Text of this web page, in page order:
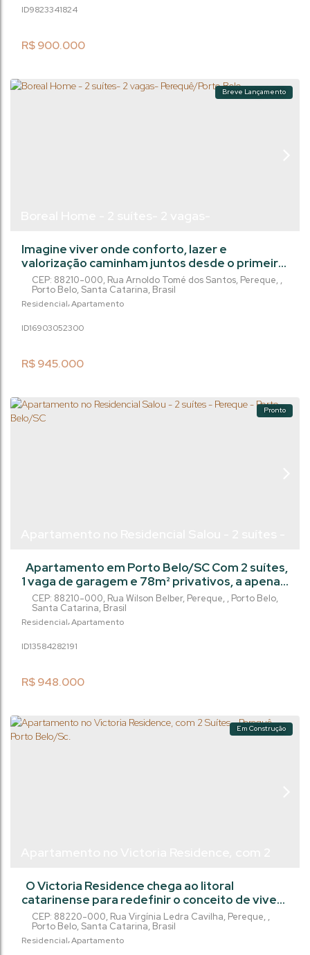
R$900.000
1824
982334
restaurantes, lojas e tudo que precisa para
oferece uma infraestrutura completa, com
Breve Lançamento
Residencial Apartamento
R$945.000
2300
1690305
CEP: 88210-000, Rua Arnoldo Tomé dos Santos, Pereque ,
Porto Belo, Santa Catarina, Brasil
Imagine viver onde conforto, lazer e
valorização caminham juntos desde o primeiro
dia. Um empreendimento pensado para quem
busca qualidade de vida hoje e um excelente
investimento para o amanhã. Com início da
julho de 2030, este projeto moderno oferece
3 suítes, além de 2 vagas de garagem, em
Pronto
Residencial Apartamento
R$948.000
2191
1358428
CEP: 88210-000, Rua Wilson Belber, Pereque , Porto Belo,
Santa Catarina, Brasil
Apartamento em Porto Belo/SC Com 2 suítes,
1 vaga de garagem e 78m² privativos, a apenas
540 metros do mar. Pagamento facilitado
Empreendimento com área de lazer no
rooftop, incluindo: Piscina com vistaSalão de
ótima opção em uma das regiões mais
visita e viva essa experiência única!
Em Construção
Residencial Apartamento
CEP: 88220-000, Rua Virgínia Ledra Cavilha, Pereque ,
Porto Belo, Santa Catarina, Brasil
O Victoria Residence chega ao litoral
catarinense para redefinir o conceito de viver
bem. Localizado no Perequê, em Porto
Belo/SC, este empreendimento em
construção entrega o equilíbrio perfeito entre